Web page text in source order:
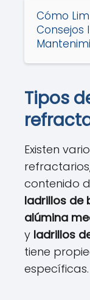
Cómo
Consejos
Tipos
Existen
contenido
ladrillos de
alúmina
y ladrillos
tiene
específicas.